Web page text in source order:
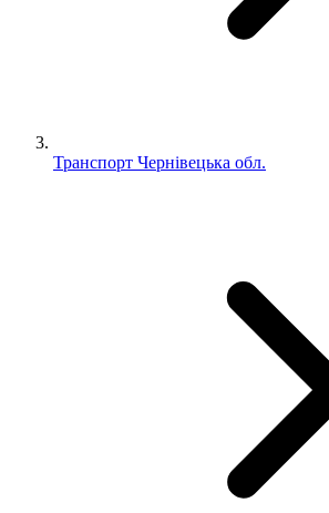
Транспорт Чернівецька обл.